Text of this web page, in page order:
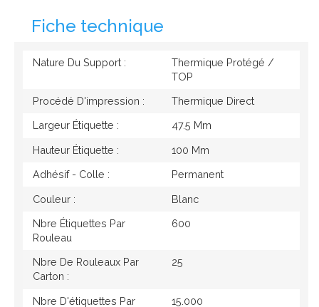
Fiche technique
Nature Du Support :
Thermique Protégé /
TOP
Procédé D'impression : Thermique Direct
Largeur Étiquette : 47.5 Mm
Hauteur Étiquette : 100 Mm
Adhésif - Colle : Permanent
Couleur : Blanc
Nbre Étiquettes Par
Rouleau
600
Nbre De Rouleaux Par
Carton :
25
Nbre D'étiquettes Par
15.000